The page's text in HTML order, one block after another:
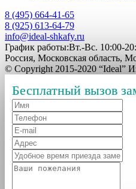
8 (495) 664-41-65
8 (925) 613-64-79
info@ideal-shkafy.ru
График работы:Вт.-Вс. 10:00-
Россия, Московская область,
© Copyright 2015-2020 “Ideal”
Бесплатный вызов